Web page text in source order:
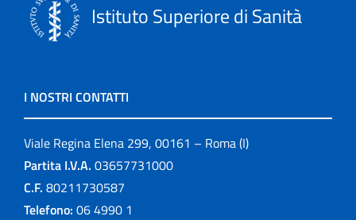
Istituto Superiore di Sanità
I NOSTRI CONTATTI
Viale Regina Elena 299, 00161 – Roma (I)
Partita I.V.A. 03657731000
C.F. 80211730587
Telefono: 06 4990 1